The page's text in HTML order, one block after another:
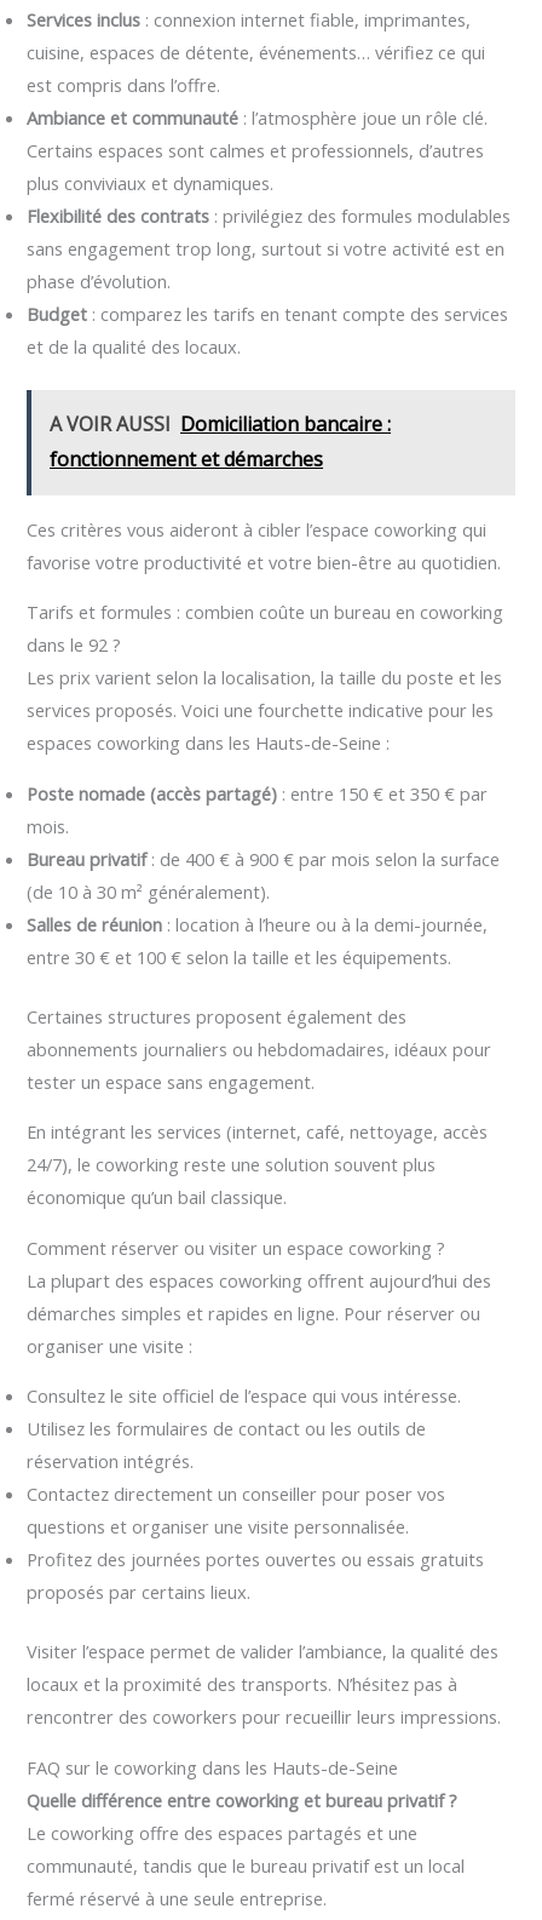
Services inclus : connexion internet fiable, imprimantes,
cuisine, espaces de détente, événements… vérifiez ce qui
est compris dans l’offre.
Ambiance et communauté : l’atmosphère joue un rôle clé.
Certains espaces sont calmes et professionnels, d’autres
plus conviviaux et dynamiques.
Flexibilité des contrats : privilégiez des formules modulables
sans engagement trop long, surtout si votre activité est en
phase d’évolution.
Budget : comparez les tarifs en tenant compte des services
et de la qualité des locaux.
A VOIR AUSSI Domiciliation bancaire :
fonctionnement et démarches
Ces critères vous aideront à cibler l’espace coworking qui
favorise votre productivité et votre bien-être au quotidien.
Tarifs et formules : combien coûte un bureau en coworking
dans le 92 ?
Les prix varient selon la localisation, la taille du poste et les
services proposés. Voici une fourchette indicative pour les
espaces coworking dans les Hauts-de-Seine :
Poste nomade (accès partagé) : entre 150 € et 350 € par
mois.
Bureau privatif: de 400 € à 900 € par mois selon la surface
(de 10 à 30 m² généralement).
Salles de réunion : location à l’heure ou à la demi-journée,
entre 30 € et 100 € selon la taille et les équipements.
Certaines structures proposent également des
abonnements journaliers ou hebdomadaires, idéaux pour
tester un espace sans engagement.
En intégrant les services (internet, café, nettoyage, accès
24/7), le coworking reste une solution souvent plus
économique qu’un bail classique.
Comment réserver ou visiter un espace coworking ?
La plupart des espaces coworking offrent aujourd’hui des
démarches simples et rapides en ligne. Pour réserver ou
organiser une visite :
Consultez le site officiel de l’espace qui vous intéresse.
Utilisez les formulaires de contact ou les outils de
réservation intégrés.
Contactez directement un conseiller pour poser vos
questions et organiser une visite personnalisée.
Profitez des journées portes ouvertes ou essais gratuits
proposés par certains lieux.
Visiter l’espace permet de valider l’ambiance, la qualité des
locaux et la proximité des transports. N’hésitez pas à
rencontrer des coworkers pour recueillir leurs impressions.
FAQ sur le coworking dans les Hauts-de-Seine
Quelle différence entre coworking et bureau privatif ?
Le coworking offre des espaces partagés et une
communauté, tandis que le bureau privatif est un local
fermé réservé à une seule entreprise.